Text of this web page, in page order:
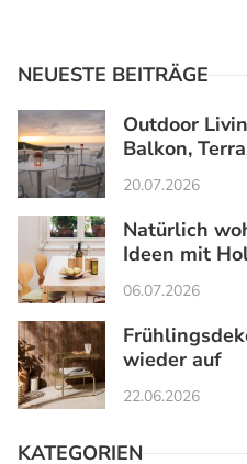
NEUESTE BEITRÄGE
Outdoor
Balkon,
20.07.2026
Natürlich
Ideen mit
06.07.2026
wieder auf
22.06.2026
KATEGORIEN